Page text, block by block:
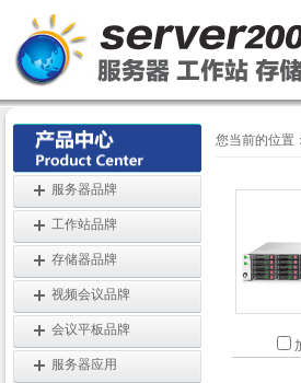
服务器品牌
工作站品牌
存储器品牌
视频会议品牌
会议平板品牌
服务器应用
您当前的位置